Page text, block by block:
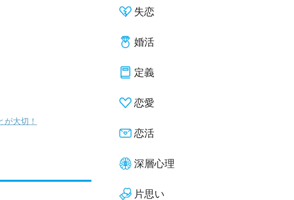
大切！
失恋
婚活
定義
恋愛
恋活
深層心理
片思い